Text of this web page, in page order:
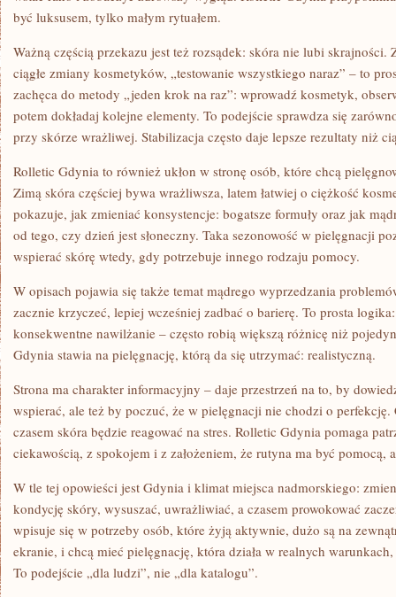
być luksusem, tylko małym rytuałem.
Ważną częścią przekazu jest też rozsądek: skóra nie lubi skrajności.
ciągłe zmiany kosmetyków, „testowanie wszystkiego naraz” – to
zachęca do metody „jeden krok na raz”: wprowadź kosmetyk,
potem dokładaj kolejne elementy. To podejście sprawdza się
przy skórze wrażliwej. Stabilizacja często daje lepsze rezultaty niż
Rolletic Gdynia to również ukłon w stronę osób, które chcą
Zimą skóra częściej bywa wrażliwsza, latem łatwiej o ciężkość
pokazuje, jak zmieniać konsystencje: bogatsze formuły oraz jak
od tego, czy dzień jest słoneczny. Taka sezonowość w pielęgnacji
wspierać skórę wtedy, gdy potrzebuje innego rodzaju pomocy.
W opisach pojawia się także temat mądrego wyprzedzania
zacznie krzyczeć, lepiej wcześniej zadbać o barierę. To prosta
konsekwentne nawilżanie – często robią większą różnicę niż
Gdynia stawia na pielęgnację, którą da się utrzymać: realistyczną.
Strona ma charakter informacyjny – daje przestrzeń na to, by
wspierać, ale też by poczuć, że w pielęgnacji nie chodzi o perfekcję.
czasem skóra będzie reagować na stres. Rolletic Gdynia pomaga
ciekawością, z spokojem i z założeniem, że rutyna ma być pomocą,
W tle tej opowieści jest Gdynia i klimat miejsca nadmorskiego:
kondycję skóry, wysuszać, uwrażliwiać, a czasem prowokować
wpisuje się w potrzeby osób, które żyją aktywnie, dużo są na
ekranie, i chcą mieć pielęgnację, która działa w realnych
To podejście „dla ludzi”, nie „dla katalogu”.